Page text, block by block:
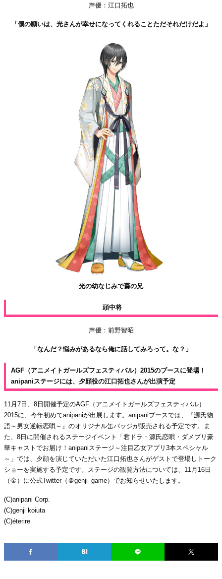
声優：江口拓也
「僕の願いは、光さんが幸せになってくれることただそれだけだよ」
光の幼なじみで葵の兄
頭中将
声優：前野智昭
「なんだ？悩みがあるなら俺に話してみろって。な？」
AGF（アニメイトガールズフェスティバル）2015のブースに登場！
anipaniステージには、夕顔役の江口拓也さんが出演予定
11月7日、8日開催予定のAGF（アニメイトガールズフェスティバル）
2015に、今年初めてanipaniが出展します。anipaniブースでは、『源氏物
語～男女逆転恋唄～』のオリジナル缶バッジが販売される予定です。ま
た、8日に開催されるステージイベント「君ドラ・源氏恋唄・ダメプリ豪
華キャストでお届け！anipaniステージ～注目乙女アプリ3本スペシャル
～」では、夕顔を演じていただいた江口拓也さんがゲストで登場しトーク
ショーを実施する予定です。ステージの観覧方法については、11月16日
（金）に公式Twitter（＠genji_game）でお知らせいたします。
(C)anipani Corp.
(C)genji koiuta
(C)éterire